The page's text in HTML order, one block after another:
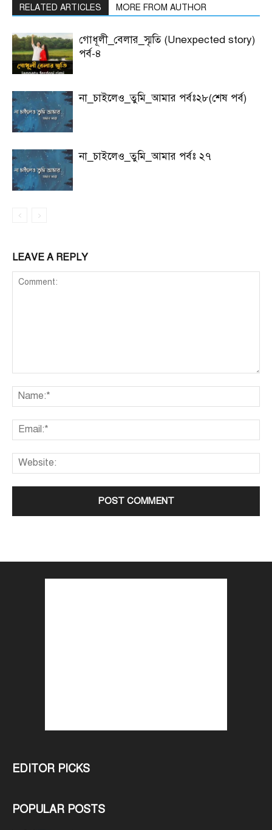
RELATED ARTICLES MORE FROM AUTHOR
গোধূলী_বেলার_স্মৃতি (Unexpected story)
পর্ব-৪
না_চাইলেও_তুমি_আমার পর্বঃ২৮(শেষ পর্ব)
না_চাইলেও_তুমি_আমার পর্বঃ ২৭
LEAVE A REPLY
EDITOR PICKS
POPULAR POSTS